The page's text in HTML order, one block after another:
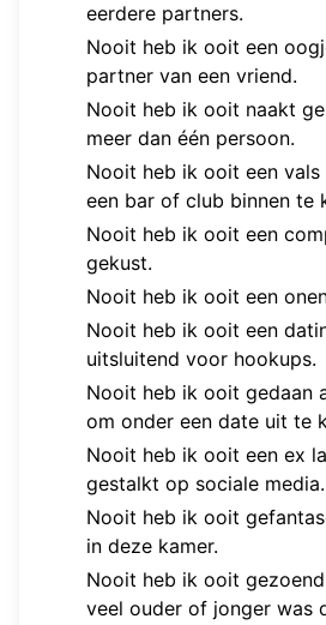
eerdere partners.
Nooit heb ik ooit een
partner van een vriend.
Nooit heb ik ooit naakt
meer dan één persoon.
Nooit heb ik ooit een
een bar of club binnen te
Nooit heb ik ooit een
gekust.
Nooit heb ik ooit een
Nooit heb ik ooit een
uitsluitend voor hookups.
Nooit heb ik ooit gedaan
om onder een date uit te
Nooit heb ik ooit een ex
gestalkt op sociale media.
Nooit heb ik ooit
in deze kamer.
Nooit heb ik ooit
veel ouder of jonger was